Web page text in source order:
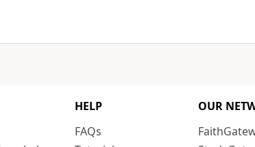
HELP
FAQs
OUR